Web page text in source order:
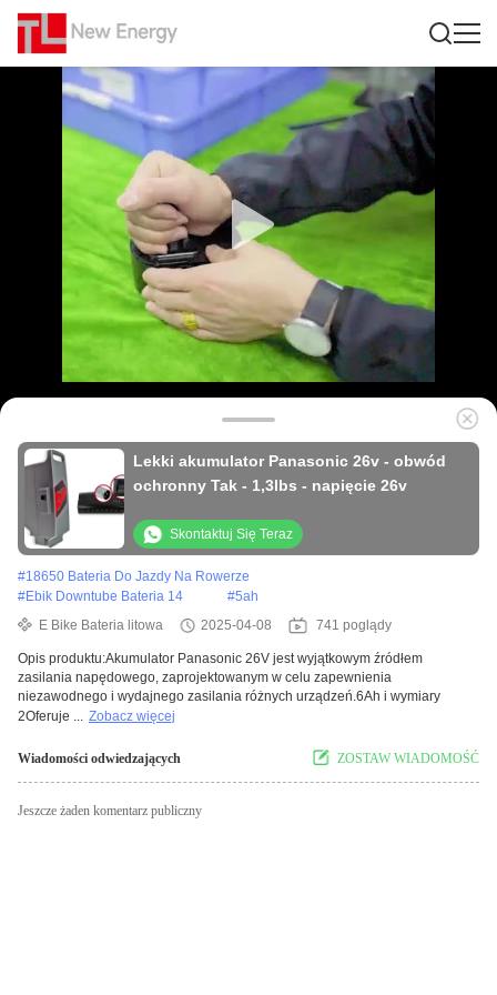
Lekki akumulator Panasonic 26v - obwód
ochronny Tak - 1,3lbs - napięcie 26v
Skontaktuj Się Teraz
#18650 Bateria Do Jazdy Na Rowerze
#Ebik Downtube Bateria 14 #5ah
E Bike Bateria litowa
2025-04-08 741 poglądy
Opis produktu:Akumulator Panasonic 26V jest wyjątkowym źródłem
zasilania napędowego, zaprojektowanym w celu zapewnienia
niezawodnego i wydajnego zasilania różnych urządzeń.6Ah i wymiary
2Oferuje ... Zobacz więcej
Wiadomości odwiedzających ZOSTAW WIADOMOŚĆ
Jeszcze żaden komentarz publiczny